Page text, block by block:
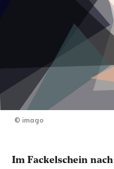
© imago
Im Fackelschein